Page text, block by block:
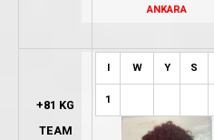
ANKARA
+81 KG
TEAM
I W Y S
1